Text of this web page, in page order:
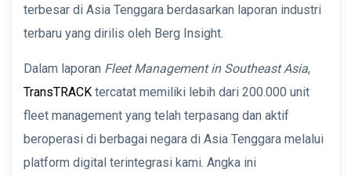
terbesar di Asia Tenggara berdasarkan laporan industri
terbaru yang dirilis oleh Berg Insight.
Dalam laporan Fleet Management in Southeast Asia,
TransTRACK tercatat memiliki lebih dari 200.000 unit
fleet management yang telah terpasang dan aktif
beroperasi di berbagai negara di Asia Tenggara melalui
platform digital terintegrasi kami. Angka ini